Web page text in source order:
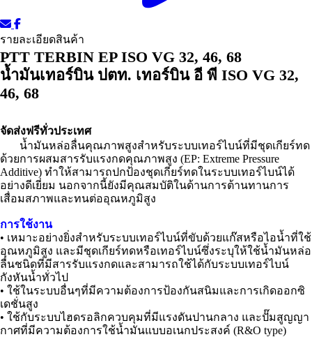
รายละเอียดสินค้า
PTT TERBIN EP ISO VG 32, 46, 68
น้ำมันเทอร์บิน ปตท. เทอร์บิน อี พี ISO VG 32,
46, 68
จัดส่งฟรีทั่วประเทศ
น้ำมันหล่อลื่นคุณภาพสูงสำหรับระบบเทอร์ไบน์ที่มีชุดเกียร์ทด
ด้วยการผสมสารรับแรงกดคุณภาพสูง (EP: Extreme Pressure
Additive) ทำให้สามารถปกป้องชุดเกียร์ทดในระบบเทอร์ไบน์ได้
อย่างดีเยี่ยม นอกจากนี้ยังมีคุณสมบัติในด้านการต้านทานการ
เสื่อมสภาพและทนต่ออุณหภูมิสูง
การใช้งาน
• เหมาะอย่างยิ่งสำหรับระบบเทอร์ไบน์ที่ขับด้วยแก๊สหรือไอน้ำที่ใช้
อุณหภูมิสูง และมีชุดเกียร์ทดหรือเทอร์ไบน์ซึ่งระบุให้ใช้น้ำมันหล่อ
ลื่นชนิดที่มีสารรับแรงกดและสามารถใช้ได้กับระบบเทอร์ไบน์
กังหันน้ำทั่วไป
• ใช้ในระบบอื่นๆที่มีความต้องการป้องกันสนิมและการเกิดออกซิ
เดชั่นสูง
• ใช้กับระบบไฮดรอลิกควบคุมที่มีแรงดันปานกลาง และปั๊มสูญญา
กาศที่มีความต้องการใช้น้ำมันแบบอเนกประสงค์ (R&O type)